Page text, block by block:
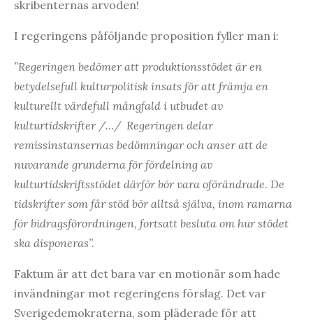
skribenternas arvoden!
I regeringens påföljande proposition fyller man i:
”Regeringen bedömer att produktionsstödet är en
betydelsefull kulturpolitisk insats för att främja en
kulturellt värdefull mångfald i utbudet av
kulturtidskrifter /…/ Regeringen delar
remissinstansernas bedömningar och anser att de
nuvarande grunderna för fördelning av
kulturtidskriftsstödet därför bör vara oförändrade. De
tidskrifter som får stöd bör alltså själva, inom ramarna
för bidragsförordningen, fortsatt besluta om hur stödet
ska disponeras”.
Faktum är att det bara var en motionär som hade
invändningar mot regeringens förslag. Det var
Sverigedemokraterna, som pläderade för att